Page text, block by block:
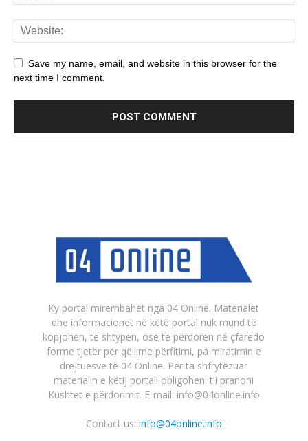
Save my name, email, and website in this browser for the
next time I comment.
Ky portal mirëmbahet nga 04 Online. Materialet
dhe informacionet në këtë portal nuk mund të
kopjohen, të shtypen, ose të përdoren në çfarëdo
forme tjetër për qëllime përfitimi, pa miratimin e
drejtuesve të 04 Online. Për ta shfrytëzuar
materialin e këtij portali obligoheni t'i pranoni
Kushtet e përdorimit. E-mail: info@04online.info
Contact us: info@04online.info